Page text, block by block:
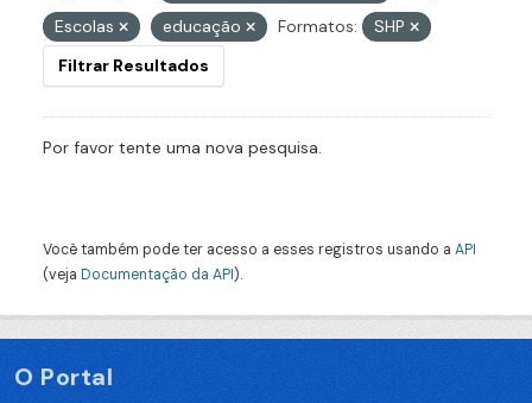
Escolas
educação Formatos:
SHP
Filtrar Resultados
Por favor tente uma nova pesquisa.
Você também pode ter acesso a esses registros usando a API
(veja Documentação da API).
O Portal